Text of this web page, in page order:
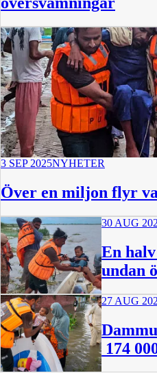
3 SEP 2025NYHETER
Över en miljon flyr
30 AUG
En
undan
27 AUG
174